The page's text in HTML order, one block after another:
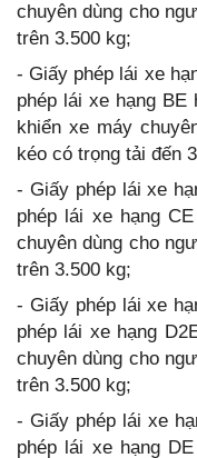
chuyên dùng cho
trên 3.500 kg;
- Giấy phép lái xe
phép lái xe hạng
khiển xe máy
kéo có trọng tải đến
- Giấy phép lái xe
phép lái xe hạng
chuyên dùng cho
trên 3.500 kg;
- Giấy phép lái xe
phép lái xe hạng
chuyên dùng cho
trên 3.500 kg;
- Giấy phép lái xe
phép lái xe hạng